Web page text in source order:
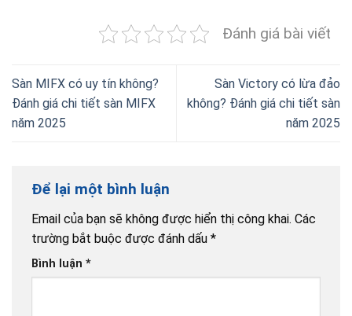
Đánh giá bài viết
Sàn MIFX có uy tín không?
Đánh giá chi tiết sàn MIFX
năm 2025
Sàn Victory có lừa đảo
không? Đánh giá chi tiết sàn
năm 2025
Để lại một bình luận
Email của bạn sẽ không được hiển thị công khai. Các
trường bắt buộc được đánh dấu *
Bình luận *